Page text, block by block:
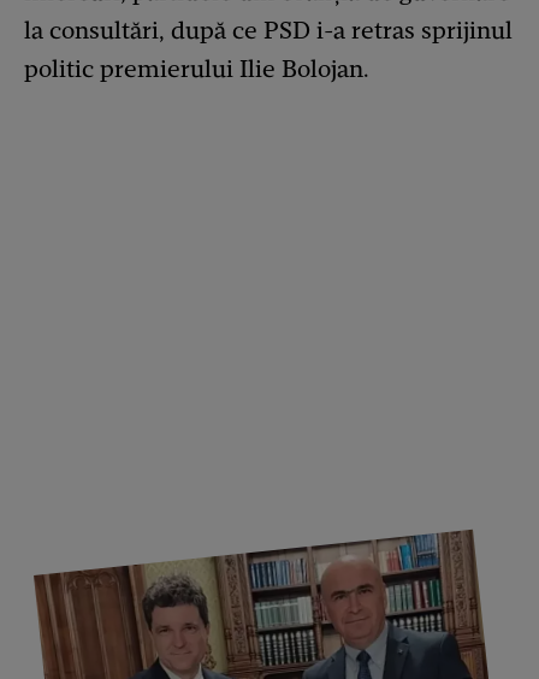
la consultări, după ce PSD i-a retras sprijinul
politic premierului Ilie Bolojan.